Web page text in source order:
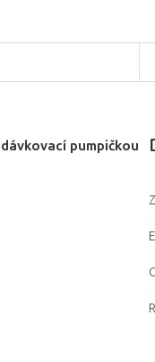
dávkovací pumpičkou